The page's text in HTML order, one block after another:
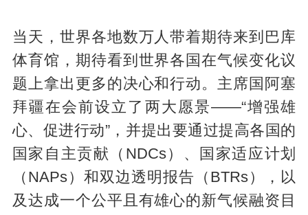
当天，世界各地数万人带着期待来到巴库
体育馆，期待看到世界各国在气候变化议
题上拿出更多的决心和行动。主席国阿塞
拜疆在会前设立了两大愿景——“增强雄
心、促进行动”，并提出要通过提高各国的
国家自主贡献（NDCs）、国家适应计划
（NAPs）和双边透明报告（BTRs），以
及达成一个公平且有雄心的新气候融资目